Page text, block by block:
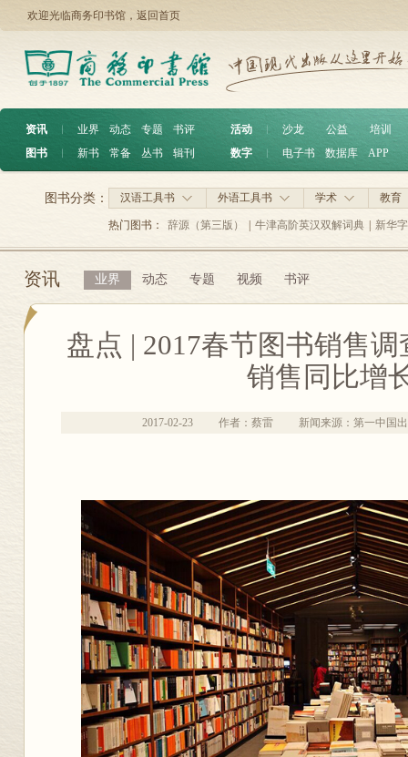
欢迎光临商务印书馆， 返回首页
资讯 ︱ 业界 动态 专题
书评
图书
︱ 新书 常备 丛书 辑刊
活动 沙龙 公益
培训
数字
电子书 数据库 APP
汉语工具书 外语工具书 学术 教育
图书分类：
热门图书： 辞源（第三版） 牛津高阶英汉双解词典 新华
资讯 业界 动态 专题 视频 书评
盘点 | 2017春节图书销售
销售同比
2017-02-23 作者：蔡雷 新闻来源：第一中国